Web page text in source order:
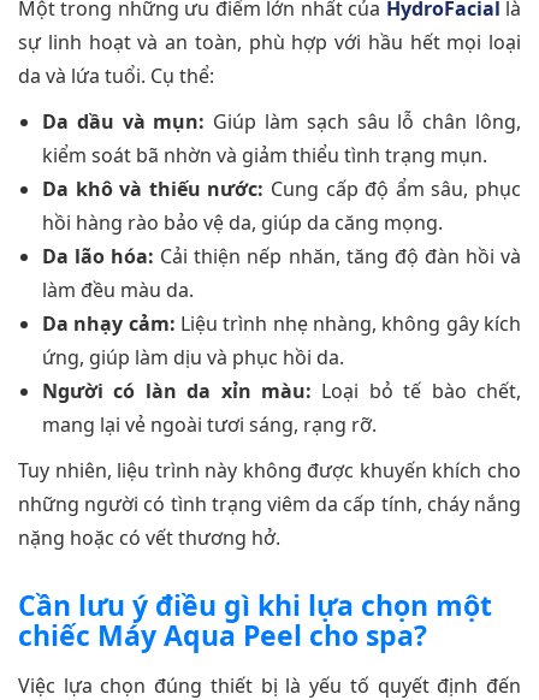
Một trong những ưu điểm lớn nhất của HydroFacial là
sự linh hoạt và an toàn, phù hợp với hầu hết mọi loại
da và lứa tuổi. Cụ thể:
Da dầu và mụn: Giúp làm sạch sâu lỗ chân lông,
kiểm soát bã nhờn và giảm thiểu tình trạng mụn.
Da khô và thiếu nước: Cung cấp độ ẩm sâu, phục
hồi hàng rào bảo vệ da, giúp da căng mọng.
Da lão hóa: Cải thiện nếp nhăn, tăng độ đàn hồi và
làm đều màu da.
Da nhạy cảm: Liệu trình nhẹ nhàng, không gây kích
ứng, giúp làm dịu và phục hồi da.
Người có làn da xỉn màu: Loại bỏ tế bào chết,
mang lại vẻ ngoài tươi sáng, rạng rỡ.
Tuy nhiên, liệu trình này không được khuyến khích cho
những người có tình trạng viêm da cấp tính, cháy nắng
nặng hoặc có vết thương hở.
Cần lưu ý điều gì khi lựa chọn một
chiếc Máy Aqua Peel cho spa?
Việc lựa chọn đúng thiết bị là yếu tố quyết định đến